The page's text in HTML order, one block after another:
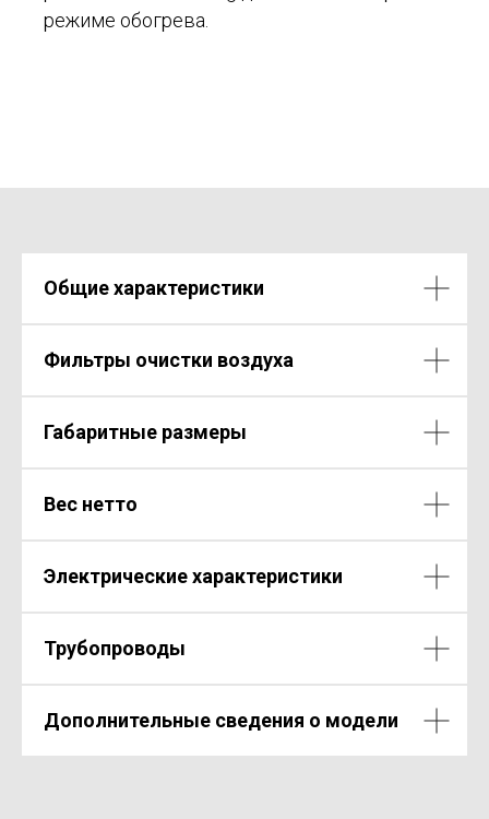
режиме обогрева.
Общие характеристики
Фильтры очистки воздуха
Габаритные размеры
Вес нетто
Электрические характеристики
Трубопроводы
Дополнительные сведения о модели